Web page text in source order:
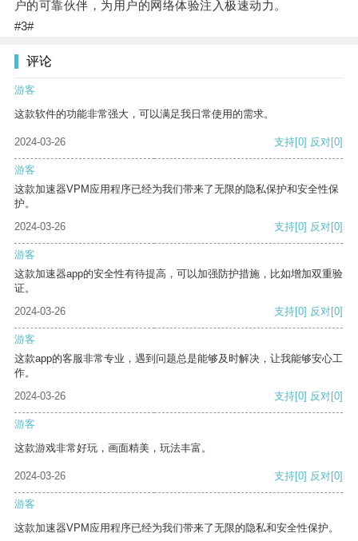
户的可靠伙伴，为用户的网络体验注入极速动力。
#3#
评论
游客
这款软件的功能非常强大，可以满足我日常使用的需求。
2024-03-26 支持[0] 反对[0]
游客
这款加速器VPM应用程序已经为我们带来了无限的隐私保护和安全性保
护。
2024-03-26
支持[0] 反对[0]
游客
这款加速器app的安全性有待提高，可以加强防护措施，比如增加双重验
证。
2024-03-26
支持[0] 反对[0]
游客
这款app的客服非常专业，遇到问题总是能够及时解决，让我能够安心工
作。
2024-03-26
支持[0] 反对[0]
游客
这款游戏非常好玩，画面精美，玩法丰富。
2024-03-26 支持[0] 反对[0]
游客
这款加速器VPM应用程序已经为我们带来了无限的隐私和安全性保护。